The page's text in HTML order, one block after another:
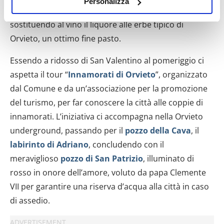
raccogliere informazioni sulla tua posizione
geografica, con un'approssimazione di qualche
Identificare il tuo dispositivo, scansionandolo
attivamente alla ricerca di caratteristiche specifiche
Approfondisci come vengono elaborati i tuoi dati personali
e imposta le tue preferenze nella sezione dettagli. Puoi
modificare o ritirare il tuo consenso in qualsiasi momento
dalla Dichiarazione sui cookie.
Utilizziamo i cookie per personalizzare contenuti ed
annunci, per fornire funzionalità dei social media e per
analizzare il nostro traffico. Condividiamo inoltre
informazioni sul modo in cui utilizzi il nostro sito con i
nostri partner che si occupano di analisi dei dati web,
pubblicità e social media, i quali potrebbero combinarle
la quale ha modificato la ricetta tradizionale,
sostituendo al vino il liquore alle erbe tipico di
Orvieto, un ottimo fine pasto.
Essendo a ridosso di San Valentino al pomeriggio ci
aspetta il tour “Innamorati di Orvieto”, organizzato
dal Comune e da un’associazione per la promozione
del turismo, per far conoscere la città alle coppie di
innamorati. L’iniziativa ci accompagna nella Orvieto
underground, passando per il pozzo della Cava, il
labirinto di Adriano, concludendo con il
meraviglioso pozzo di San Patrizio, illuminato di
rosso in onore dell’amore, voluto da papa Clemente
VII per garantire una riserva d’acqua alla città in caso
di assedio.